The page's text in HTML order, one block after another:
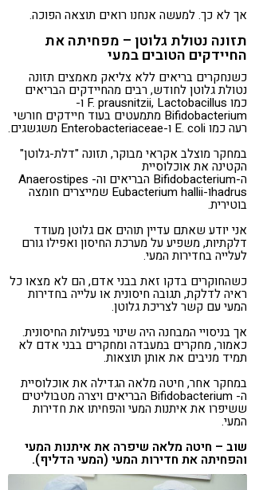
אך לא כך. למעשה אנחנו רואים תוצאה הפוכה.
תזונה נטולת גלוטן – מפחיתה את
החיידקים הטובים במעי
כשנחקרים בריאים ללא צליאק מאמצים תזונה
נטולת גלוטן לחודש, רבים מהחיידקים הבריאים
כמו F. prausnitzii, Lactobacillus ו-
Bifidobacterium מתמעטים בעוד חיידקים חורשי
רעה כמוE. coli ו-Enterobacteriaceae משגשגים.
במחקר מוצלב אקראי מבוקר, תזונה "דלת-גלוטן"
הקטינה את אוכלוסיית
ה-Bifidobacterium הבריאים וה- Anaerostipes
hadrusו- Eubacteriumhallii שמייצרים חומצה
בוטירית.
אני יודע שאתם עדיין תוהים אם גלוטן מעודד
דלקתיות, משפיע על מערכת החיסון ואפילו גורם
לעלייה בחדירות המעי.
כשהחוקרים בדקו זאת בבני אדם, הם לא מצאו כל
ראיה לדלקת, תגובה חיסונית או עלייה בחדירות
המעי עם קשר לצריכת גלוטן.
אך בניסויי המבחנה היה שינוי בפעילות החיסונית.
כאמור, מחקרים במעבדה ומחקרים בבני אדם לא
תמיד מניבים את אותן תוצאות.
במחקר אחר, חיטה מלאה הגדילה את אוכלוסיית
ה- Bifidobacterium הבריאים ויצרה מטבוליטים
ששיפרו את איתנות המעי והפחיתו את חדירות
המעי.
שוב – חיטה מלאה שיפרה את איתנות המעי
והפחיתה את חדירות המעי (המעי הדליף).